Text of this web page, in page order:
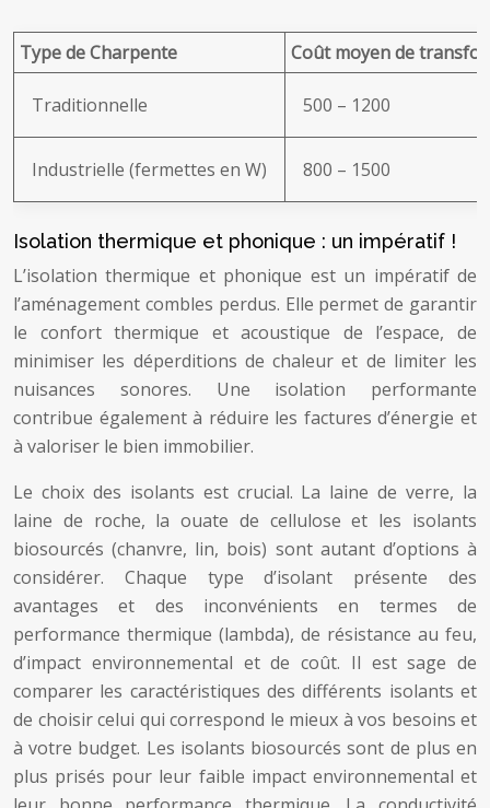
Type de Charpente Coût moyen de
Traditionnelle 500 – 1200
Industrielle (fermettes en W) 800 – 1500
Isolation thermique et phonique : un impératif !
L’isolation thermique et phonique est un impératif de
l’aménagement combles perdus. Elle permet de garantir
le confort thermique et acoustique de l’espace, de
minimiser les déperditions de chaleur et de limiter les
nuisances sonores. Une isolation performante
contribue également à réduire les factures d’énergie et
à valoriser le bien immobilier.
Le choix des isolants est crucial. La laine de verre, la
laine de roche, la ouate de cellulose et les isolants
biosourcés (chanvre, lin, bois) sont autant d’options à
considérer. Chaque type d’isolant présente des
avantages et des inconvénients en termes de
performance thermique (lambda), de résistance au feu,
d’impact environnemental et de coût. Il est sage de
comparer les caractéristiques des différents isolants et
de choisir celui qui correspond le mieux à vos besoins et
à votre budget. Les isolants biosourcés sont de plus en
plus prisés pour leur faible impact environnemental et